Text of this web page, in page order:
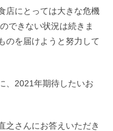
店にとっては大きな危機
できない状況は続きま
のを届けようと努力して
、2021年期待したいお
之さんにお答えいただき